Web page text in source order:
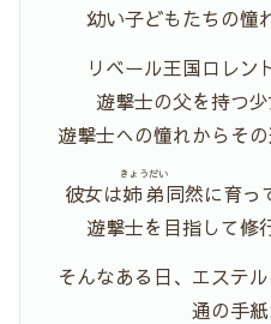
幼い子どもたちの憧
リベール王国ロレン
遊撃士の父を持つ
遊撃士への憧れからそ
彼女は姉弟
きょうだい
同然に育っ
遊撃士を目指して修
そんなある日、エステ
通の手紙